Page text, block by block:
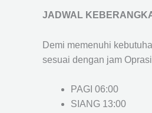
JADWAL
Demi memenuhi
sesuai dengan jam
PAGI 06:00
SIANG 13:00